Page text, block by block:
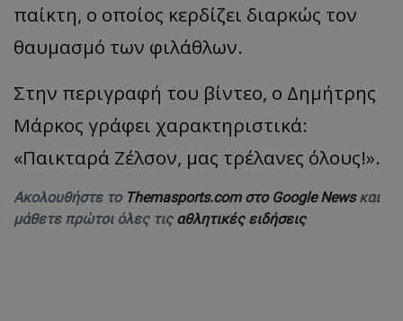
παίκτη, ο οποίος κερδίζει διαρκώς τον
θαυμασμό των φιλάθλων.
Στην περιγραφή του βίντεο, ο Δημήτρης
Μάρκος γράφει χαρακτηριστικά:
«Παικταρά Ζέλσον, μας τρέλανες όλους!».
Ακολουθήστε το Themasports.com στο Google Newsκαι
μάθετε πρώτοι όλες τις αθλητικές ειδήσεις